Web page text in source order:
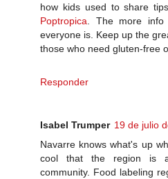
how kids used to share
Poptropica . The more
everyone is. Keep up the
those who need gluten-free
Responder
Isabel Trumper 19 de julio
Navarre knows what's up
cool that the region is
community. Food labeling